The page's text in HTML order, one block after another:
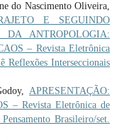
do Nascimento Oliveira,
E SEGUINDO
DA ANTROPOLOGIA:
– Revista Eletrônica
Reflexões Interseccionais
APRESENTAÇÃO:
– Revista Eletrônica de
Brasileiro/set.